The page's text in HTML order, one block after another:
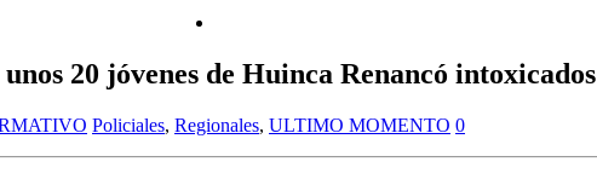
20 jóvenes de Huinca Renancó intoxicados
Policiales, Regionales, ULTIMO MOMENTO 0